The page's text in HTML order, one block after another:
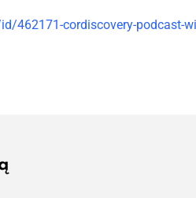
462171-cordiscovery-podcast-